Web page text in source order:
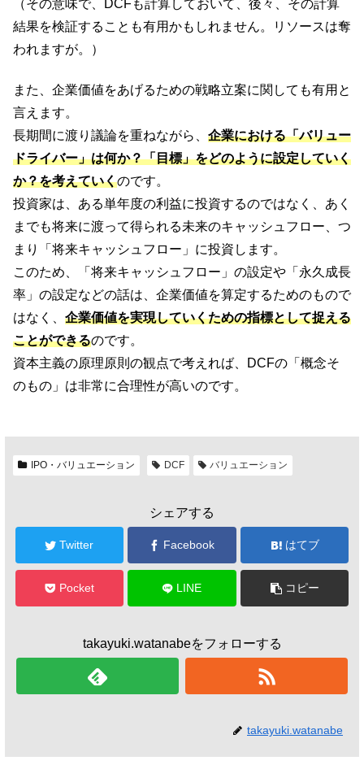
（その意味で、DCFも計算しておいて、後々、その計算
結果を検証することも有用かもしれません。リソースは奪
われますが。）
また、企業価値をあげるための戦略立案に関しても有用と
言えます。
長期間に渡り議論を重ねながら、 企業における「バリュー
ドライバー」は何か？「目標」をどのように設定していく
か？を考えていくのです。
投資家は、ある単年度の利益に投資するのではなく、あく
までも将来に渡って得られる未来のキャッシュフロー、つ
まり「将来キャッシュフロー」に投資します。
このため、「将来キャッシュフロー」の設定や「永久成長
率」の設定などの話は、企業価値を算定するためのもので
はなく、 企業価値を実現していくための指標として捉える
ことができるのです。
資本主義の原理原則の観点で考えれば、DCFの「概念そ
のもの」は非常に合理性が高いのです。
IPO・バリュエーション DCF バリュエーション
シェアする
Twitter Facebook はてブ
Pocket LINE コピー
takayuki.watanabeをフォローする
takayuki.watanabe